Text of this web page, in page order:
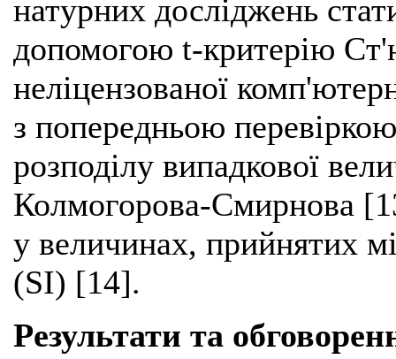
натурних досліджень
допомогою t-критерію
неліцензованої
з попередньою
розподілу випадкової
Колмогорова-Смирнова
у величинах, прийнятих
(SІ) [14].
Результати та